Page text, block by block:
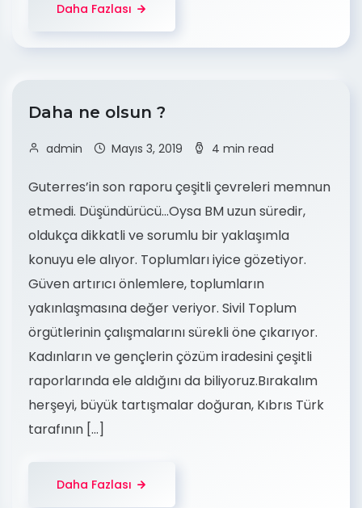
Daha Fazlası
Daha ne olsun ?
admin Mayıs 3, 2019 4 min read
Guterres’in son raporu çeşitli çevreleri memnun
etmedi. Düşündürücü…Oysa BM uzun süredir,
oldukça dikkatli ve sorumlu bir yaklaşımla
konuyu ele alıyor. Toplumları iyice gözetiyor.
Güven artırıcı önlemlere, toplumların
yakınlaşmasına değer veriyor. Sivil Toplum
örgütlerinin çalışmalarını sürekli öne çıkarıyor.
Kadınların ve gençlerin çözüm iradesini çeşitli
raporlarında ele aldığını da biliyoruz.Bırakalım
herşeyi, büyük tartışmalar doğuran, Kıbrıs Türk
tarafının […]
Daha Fazlası